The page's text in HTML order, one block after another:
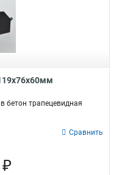
бетон трапецевидная
Сравнить